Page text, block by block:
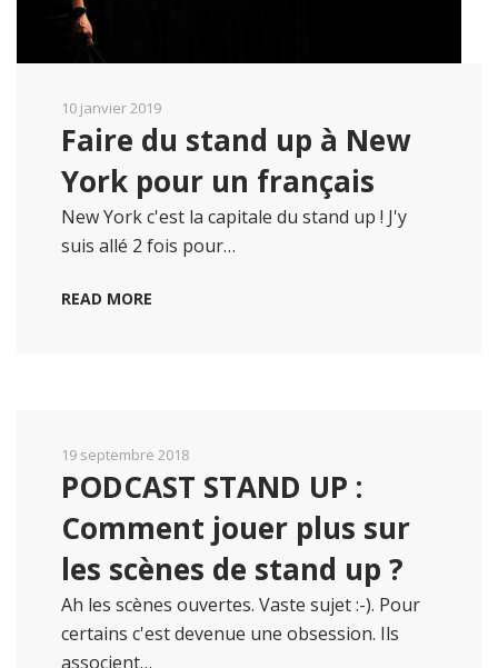
10 janvier 2019
Faire du stand up à New
York pour un français
New York c'est la capitale du stand up ! J'y
suis allé 2 fois pour…
READ MORE
19 septembre 2018
PODCAST STAND UP :
Comment jouer plus sur
les scènes de stand up ?
Ah les scènes ouvertes. Vaste sujet :-). Pour
certains c'est devenue une obsession. Ils
associent…